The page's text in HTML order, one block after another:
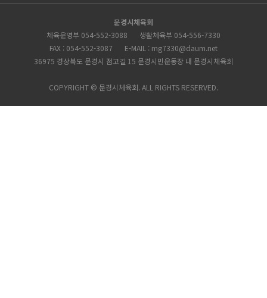
문경시체육회
체육운영부 054-552-3088
생활체육부 054-556-7330
FAX : 054-552-3087
E-MAIL : mg7330@daum.net
36975 경상북도 문경시 점고길 15 문경시민운동장 내 문경시체육회
COPYRIGHT © 문경시체육회. ALL RIGHTS RESERVED.